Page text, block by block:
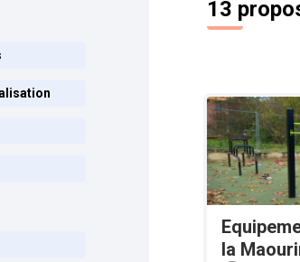
13
la